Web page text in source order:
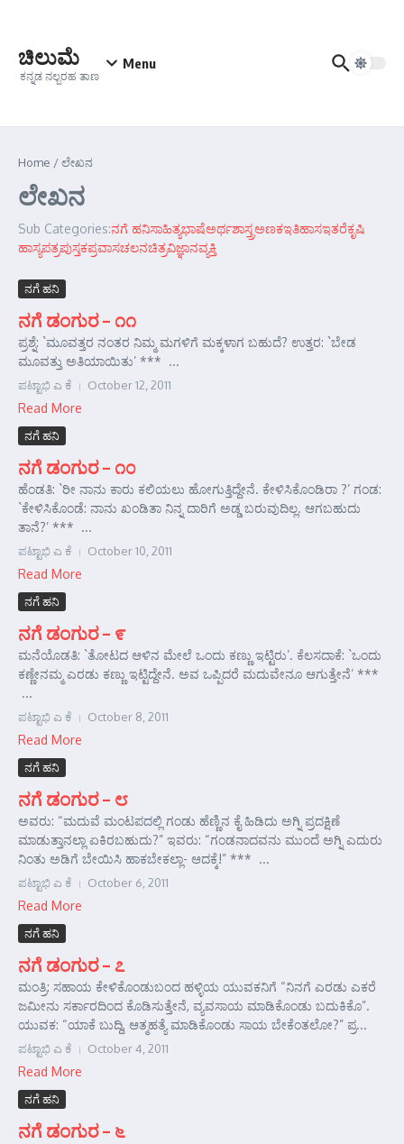
ಚಿಲುಮೆ
ಕನ್ನಡ ನಲ್ಬರಹ ತಾಣ
Menu
Home /ಲೇಖನ
ಲೇಖನ
Sub Categories:ನಗೆ ಹನಿಸಾಹಿತ್ಯಭಾಷೆಅರ್ಥಶಾಸ್ತ್ರಅಣಕಇತಿಹಾಸಇತರೆಕೃಷಿ
ಹಾಸ್ಯಪತ್ರಪುಸ್ತಕಪ್ರವಾಸಚಲನಚಿತ್ರವಿಜ್ಞಾನವ್ಯಕ್ತಿ
ನಗೆ ಹನಿ
ನಗೆ ಡಂಗುರ – ೧೧
ಪ್ರಶ್ನೆ: `ಮೂವತ್ತರ ನಂತರ ನಿಮ್ಮ ಮಗಳಿಗೆ ಮಕ್ಕಳಾಗ ಬಹುದೆ? ಉತ್ತರ: `ಬೇಡ
ಮೂವತ್ತು ಅತಿಯಾಯಿತು’ *** ...
ಪಟ್ಟಾಭಿ ಎ ಕೆ October 12, 2011
Read More
ನಗೆ ಹನಿ
ನಗೆ ಡಂಗುರ – ೧೦
ಹೆಂಡತಿ: `ರೀ ನಾನು ಕಾರು ಕಲಿಯಲು ಹೋಗುತ್ತಿದ್ದೇನೆ. ಕೇಳಿಸಿಕೊಂಡಿರಾ ?’ ಗಂಡ:
`ಕೇಳಿಸಿಕೊಂಡೆ: ನಾನು ಖಂಡಿತಾ ನಿನ್ನ ದಾರಿಗೆ ಅಡ್ಡ ಬರುವುದಿಲ್ಲ. ಆಗಬಹುದು
ತಾನೆ?’ *** ...
ಪಟ್ಟಾಭಿ ಎ ಕೆ October 10, 2011
Read More
ನಗೆ ಹನಿ
ನಗೆ ಡಂಗುರ – ೯
ಮನೆಯೊಡತಿ: `ತೋಟದ ಆಳಿನ ಮೇಲೆ ಒಂದು ಕಣ್ಣು ಇಟ್ಟಿರು’. ಕೆಲಸದಾಕೆ: `ಒಂದು
ಕಣ್ಣೇನಮ್ಮ ಎರಡು ಕಣ್ಣು ಇಟ್ಟಿದ್ದೇನೆ. ಅವ ಒಪ್ಪಿದರೆ ಮದುವೇನೂ ಆಗುತ್ತೇನೆ’ ***
...
ಪಟ್ಟಾಭಿ ಎ ಕೆ October 8, 2011
Read More
ನಗೆ ಹನಿ
ನಗೆ ಡಂಗುರ – ೮
ಅವರು: “ಮದುವೆ ಮಂಟಪದಲ್ಲಿ ಗಂಡು ಹೆಣ್ಣಿನ ಕೈ ಹಿಡಿದು ಅಗ್ನಿ ಪ್ರದಕ್ಷಿಣೆ
ಮಾಡುತ್ತಾನಲ್ಲಾ ಏಕಿರಬಹುದು?” ಇವರು: “ಗಂಡನಾದವನು ಮುಂದೆ ಅಗ್ನಿ ಎದುರು
ನಿಂತು ಅಡಿಗೆ ಬೇಯಿಸಿ ಹಾಕಬೇಕಲ್ಲಾ- ಆದಕ್ಕೆ!” *** ...
ಪಟ್ಟಾಭಿ ಎ ಕೆ October 6, 2011
Read More
ನಗೆ ಹನಿ
ನಗೆ ಡಂಗುರ – ೭
ಮಂತ್ರಿ: ಸಹಾಯ ಕೇಳಿಕೊಂಡುಬಂದ ಹಳ್ಳಿಯ ಯುವಕನಿಗೆ “ನಿನಗೆ ಎರಡು ಎಕರೆ
ಜಮೀನು ಸರ್ಕಾರದಿಂದ ಕೊಡಿಸುತ್ತೇನೆ, ವ್ಯವಸಾಯ ಮಾಡಿಕೊಂಡು ಬದುಕಿಕೊ”.
ಯುವಕ: “ಯಾಕೆ ಬುದ್ದಿ, ಆತ್ಮಹತ್ಯೆ ಮಾಡಿಕೊಂಡು ಸಾಯ ಬೇಕೆಂತಲೋ?” ಪ್ರ...
ಪಟ್ಟಾಭಿ ಎ ಕೆ October 4, 2011
Read More
ನಗೆ ಹನಿ
ನಗೆ ಡಂಗುರ – ೬